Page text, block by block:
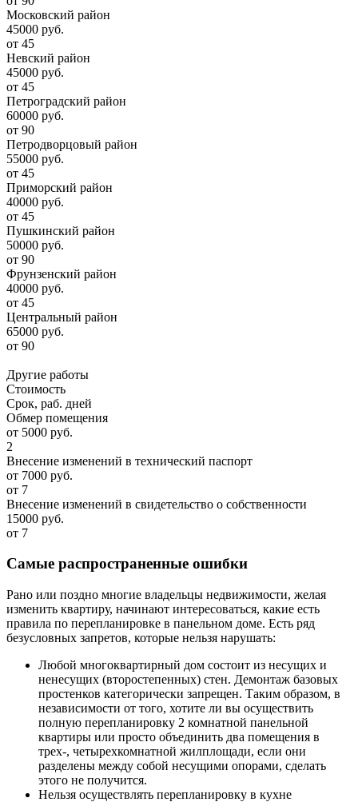
Московский район
45000 руб.
от 45
Невский район
45000 руб.
от 45
Петроградский район
60000 руб.
от 90
Петродворцовый район
55000 руб.
от 45
Приморский район
40000 руб.
от 45
Пушкинский район
50000 руб.
от 90
Фрунзенский район
40000 руб.
от 45
Центральный район
65000 руб.
от 90
Другие работы
Стоимость
Срок, раб. дней
Обмер помещения
от 5000 руб.
2
Внесение изменений в технический паспорт
от 7000 руб.
от 7
Внесение изменений в свидетельство о собственности
15000 руб.
от 7
Самые распространенные ошибки
Рано или поздно многие владельцы недвижимости, желая
изменить квартиру, начинают интересоваться, какие есть
правила по перепланировке в панельном доме. Есть ряд
безусловных запретов, которые нельзя нарушать:
Любой многоквартирный дом состоит из несущих и
ненесущих (второстепенных) стен. Демонтаж базовых
простенков категорически запрещен. Таким образом, в
независимости от того, хотите ли вы осуществить
полную перепланировку 2 комнатной панельной
квартиры или просто объединить два помещения в
трех-, четырехкомнатной жилплощади, если они
разделены между собой несущими опорами, сделать
этого не получится.
Нельзя осуществлять перепланировку в кухне